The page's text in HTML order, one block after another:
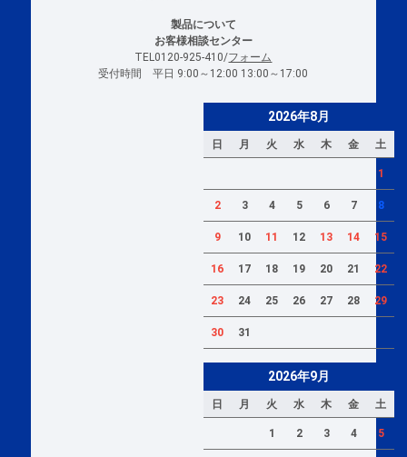
製品について
お客様相談センター
TEL0120-925-410/フォーム
受付時間 平日 9:00～12:00 13:00～17:00
2026年8月
日 月 火 水 木 金 土
1
2 3 4 5 6 7 8
9 10 11 12 13 14 15
16 17 18 19 20 21 22
23 24 25 26 27 28 29
30 31
2026年9月
日 月 火 水 木 金 土
1 2 3 4 5